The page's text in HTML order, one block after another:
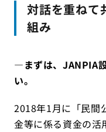
対話を重ねて
組み
―まずは、JANPIA
い。
2018年1月に「民間
金等に係る資金の活